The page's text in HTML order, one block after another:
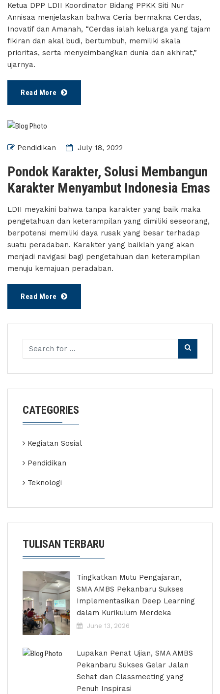
Ketua DPP LDII Koordinator Bidang PPKK Siti Nur
Annisaa menjelaskan bahwa Ceria bermakna Cerdas,
Inovatif dan Amanah, “Cerdas ialah keluarga yang tajam
fikiran dan akal budi, bertumbuh, memiliki skala
prioritas, serta menyeimbangkan dunia dan akhirat,”
ujarnya.
Read More
Pendidikan July 18, 2022
Pondok Karakter, Solusi Membangun
Karakter Menyambut Indonesia Emas
LDII meyakini bahwa tanpa karakter yang baik maka
pengetahuan dan keterampilan yang dimiliki seseorang,
berpotensi memiliki daya rusak yang besar terhadap
suatu peradaban. Karakter yang baiklah yang akan
menjadi navigasi bagi pengetahuan dan keterampilan
menuju kemajuan peradaban.
Read More
CATEGORIES
Kegiatan Sosial
Pendidikan
Teknologi
TULISAN TERBARU
Tingkatkan Mutu Pengajaran,
SMA AMBS Pekanbaru Sukses
Implementasikan Deep Learning
dalam Kurikulum Merdeka
June 13, 2026
Lupakan Penat Ujian, SMA AMBS
Pekanbaru Sukses Gelar Jalan
Sehat dan Classmeeting yang
Penuh Inspirasi